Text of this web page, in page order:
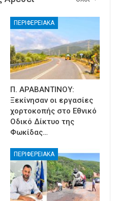
ΠΕΡΙΦΕΡΕΙΑΚΑ
Π. ΑΡΑΒΑΝΤΙΝΟΥ:
Ξεκίνησαν οι εργασίες
χορτοκοπής στο Εθνικό
Οδικό Δίκτυο της
Φωκίδας…
ΠΕΡΙΦΕΡΕΙΑΚΑ